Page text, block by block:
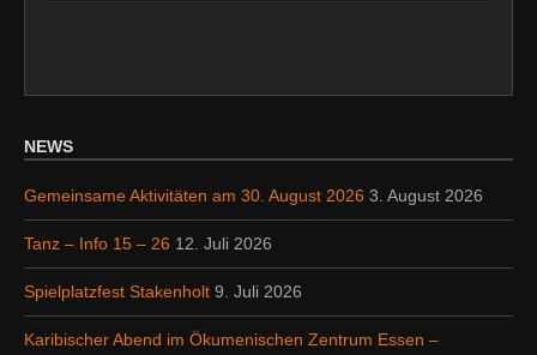
NEWS
Gemeinsame Aktivitäten am 30. August 2026 3. August 2026
Tanz – Info 15 – 26 12. Juli 2026
Spielplatzfest Stakenholt 9. Juli 2026
Karibischer Abend im Ökumenischen Zentrum Essen –